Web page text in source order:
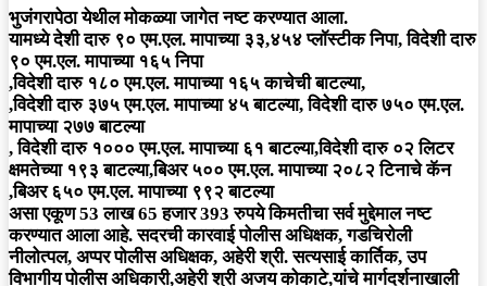
भुजंगरापेठा येथील मोकळ्या जागेत नष्ट करण्यात आला.
यामध्ये देशी दारु ९० एम.एल. मापाच्या ३३,४५४ प्लॉस्टीक निपा, विदेशी दारु
९० एम.एल. मापाच्या १६५ निपा
,विदेशी दारु १८० एम.एल. मापाच्या १६५ काचेची बाटल्या,
,विदेशी दारु ३७५ एम.एल. मापाच्या ४५ बाटल्या, विदेशी दारु ७५० एम.एल.
मापाच्या २७७ बाटल्या
, विदेशी दारु १००० एम.एल. मापाच्या ६१ बाटल्या,विदेशी दारु ०२ लिटर
क्षमतेच्या १९३ बाटल्या,बिअर ५०० एम.एल. मापाच्या २०८२ टिनाचे कॅन
,बिअर ६५० एम.एल. मापाच्या ९९२ बाटल्या
असा एकूण 53 लाख 65 हजार 393 रुपये किमतीचा सर्व मुद्देमाल नष्ट
करण्यात आला आहे. सदरची कारवाई पोलीस अधिक्षक, गडचिरोली
नीलोत्पल, अप्पर पोलीस अधिक्षक, अहेरी श्री. सत्यसाई कार्तिक, उप
विभागीय पोलीस अधिकारी,अहेरी श्री अजय कोकाटे,यांचे मार्गदर्शनाखाली